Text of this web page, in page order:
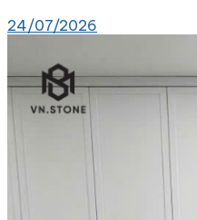
24/07/2026